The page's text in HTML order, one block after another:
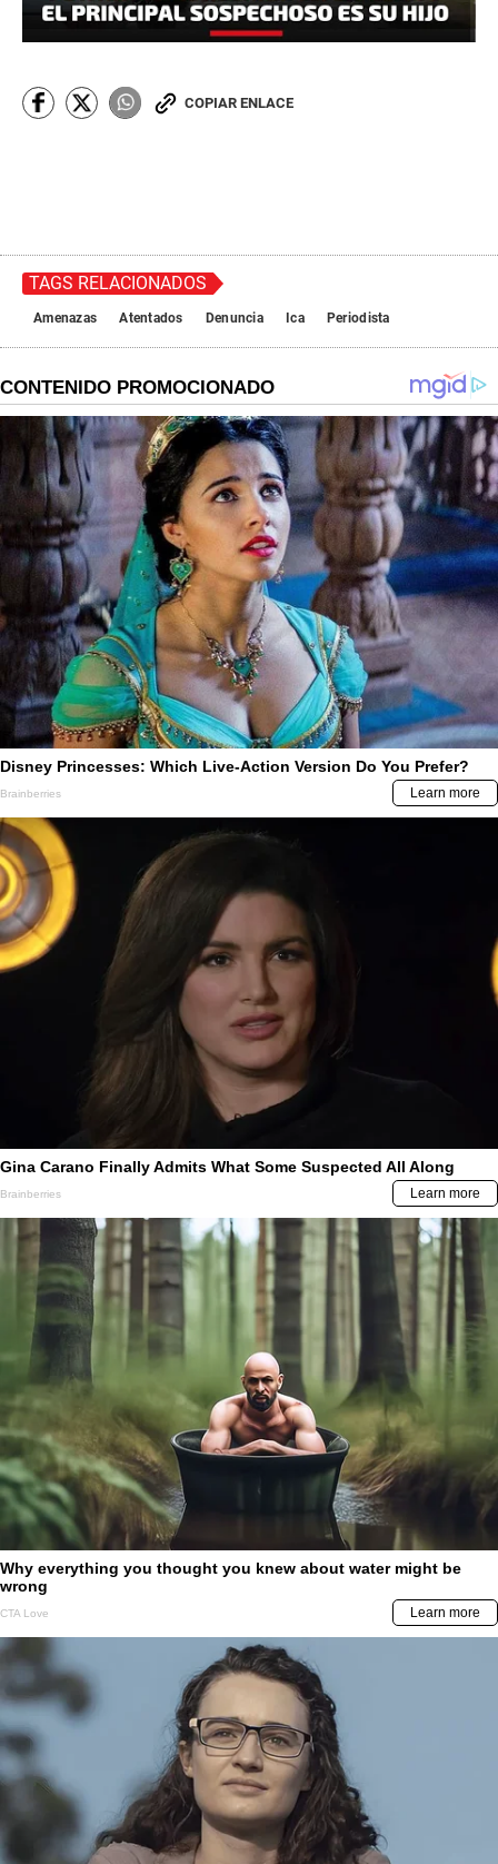
COPIAR ENLACE
TAGS RELACIONADOS
Amenazas Atentados Denuncia Ica Periodista